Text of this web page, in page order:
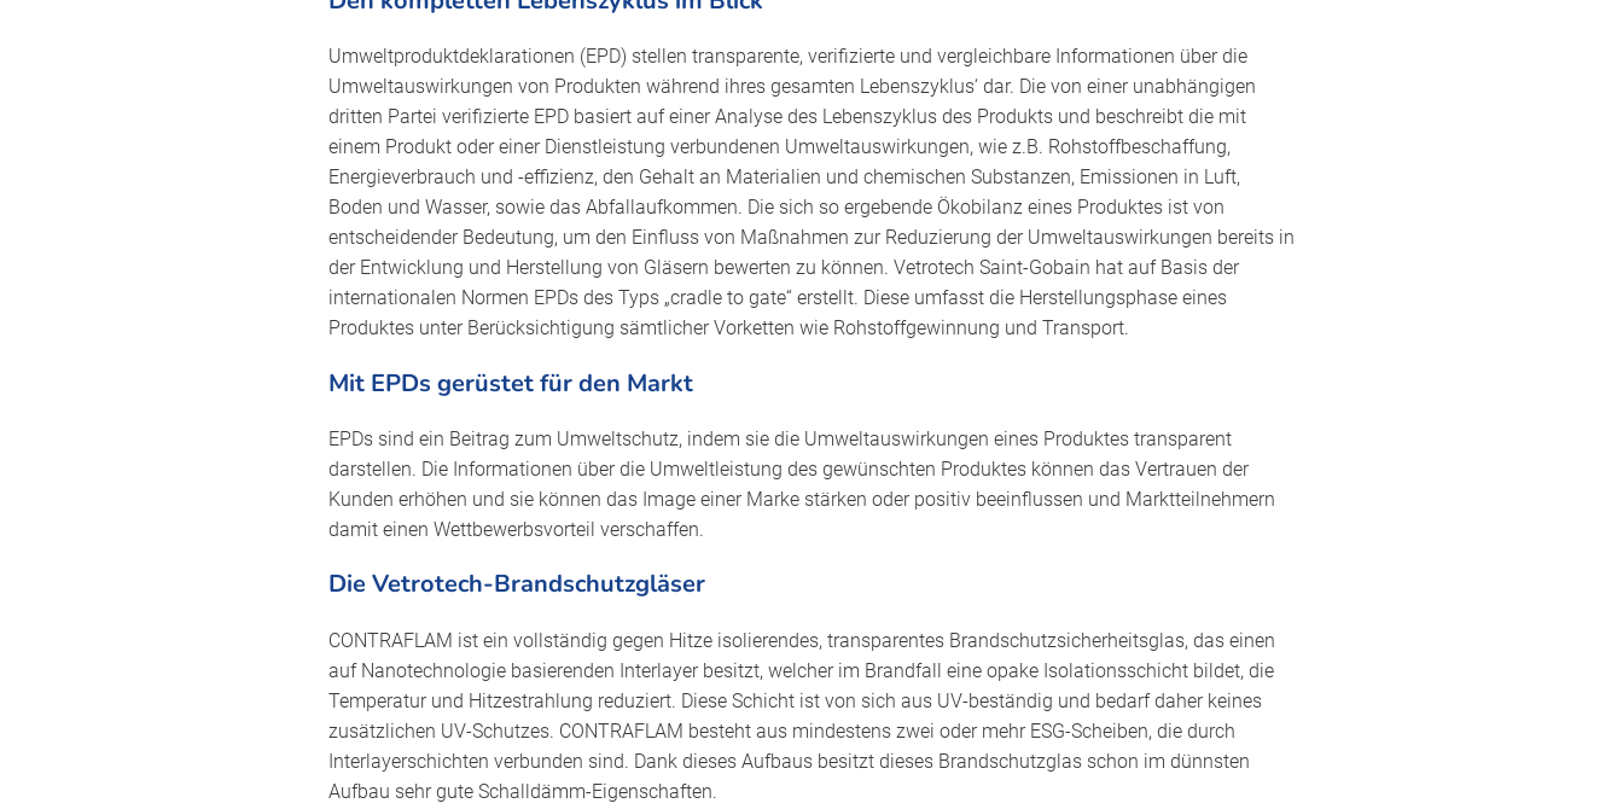
Umweltproduktdeklarationen (EPD) stellen transparente, verifizierte und vergleichbare Informationen über die
Umweltauswirkungen von Produkten während ihres gesamten Lebenszyklus‘ dar. Die von einer unabhängigen
dritten Partei verifizierte EPD basiert auf einer Analyse des Lebenszyklus des Produkts und beschreibt die mit
einem Produkt oder einer Dienstleistung verbundenen Umweltauswirkungen, wie z.B. Rohstoffbeschaffung,
Energieverbrauch und -effizienz, den Gehalt an Materialien und chemischen Substanzen, Emissionen in Luft,
Boden und Wasser, sowie das Abfallaufkommen. Die sich so ergebende Ökobilanz eines Produktes ist von
entscheidender Bedeutung, um den Einfluss von Maßnahmen zur Reduzierung der Umweltauswirkungen bereits in
der Entwicklung und Herstellung von Gläsern bewerten zu können. Vetrotech Saint-Gobain hat auf Basis der
internationalen Normen EPDs des Typs „cradle to gate“ erstellt. Diese umfasst die Herstellungsphase eines
Produktes unter Berücksichtigung sämtlicher Vorketten wie Rohstoffgewinnung und Transport.
Mit EPDs gerüstet für den Markt
EPDs sind ein Beitrag zum Umweltschutz, indem sie die Umweltauswirkungen eines Produktes transparent
darstellen. Die Informationen über die Umweltleistung des gewünschten Produktes können das Vertrauen der
Kunden erhöhen und sie können das Image einer Marke stärken oder positiv beeinflussen und Marktteilnehmern
damit einen Wettbewerbsvorteil verschaffen.
Die Vetrotech-Brandschutzgläser
CONTRAFLAM ist ein vollständig gegen Hitze isolierendes, transparentes Brandschutzsicherheitsglas, das einen
auf Nanotechnologie basierenden Interlayer besitzt, welcher im Brandfall eine opake Isolationsschicht bildet, die
Temperatur und Hitzestrahlung reduziert. Diese Schicht ist von sich aus UV-beständig und bedarf daher keines
zusätzlichen UV-Schutzes. CONTRAFLAM besteht aus mindestens zwei oder mehr ESG-Scheiben, die durch
Interlayerschichten verbunden sind. Dank dieses Aufbaus besitzt dieses Brandschutzglas schon im dünnsten
Aufbau sehr gute Schalldämm-Eigenschaften.